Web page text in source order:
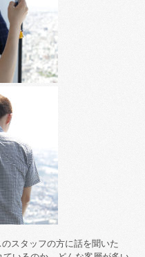
スタッフの方に話を聞いた